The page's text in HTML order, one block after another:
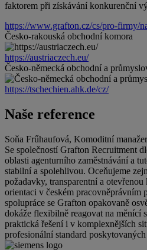
faktorem při získávání konkurenční
https://www.grafton.cz/cs/pro-firmy/
Česko-rakouská obchodní komora
https://austriaczech.eu/
Česko-německá obchodní a
https://tschechien.ahk.de/cz/
Naše reference
Soňa Frűhaufová, Komoditní
Se společností Grafton Recruitment
oblasti agenturního zaměstnávání a
stabilní a spolehlivou. Oceňujeme
požadavky, transparentní a
orientaci v českém pracovněprávním
spolupráce se Grafton opakovaně
dokáže flexibilně reagovat na měnící
praktická řešení i v komplexnějších
profesionální standard